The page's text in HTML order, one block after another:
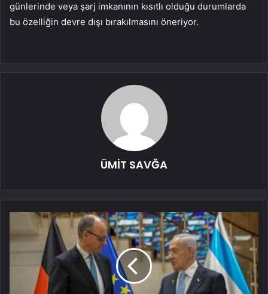
günlerinde veya şarj imkanının kısıtlı olduğu durumlarda
bu özelliğin devre dışı bırakılmasını öneriyor.
ÜMİT SAVĞA